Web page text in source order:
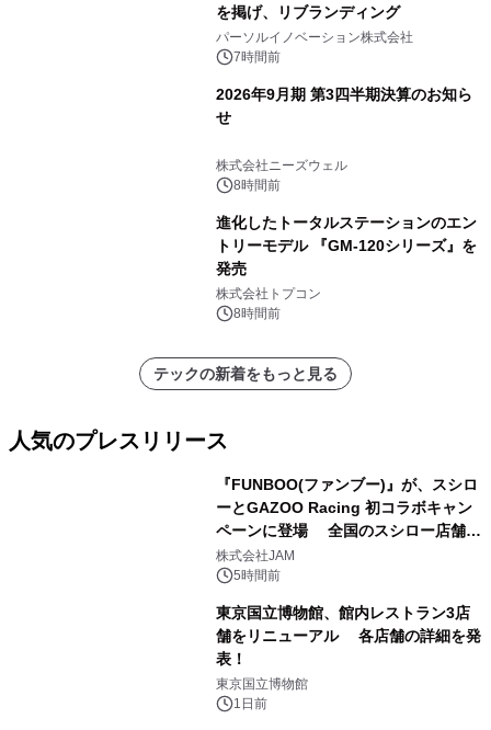
を掲げ、リブランディング
パーソルイノベーション株式会社
7時間前
2026年9月期 第3四半期決算のお知ら
せ
株式会社ニーズウェル
8時間前
進化したトータルステーションのエン
トリーモデル 『GM-120シリーズ』を
発売
株式会社トプコン
8時間前
テックの新着をもっと見る
人気のプレスリリース
『FUNBOO(ファンブー)』が、スシロ
ーとGAZOO Racing 初コラボキャン
ペーンに登場 全国のスシロー店舗で
GR 4車種の FUNBOO(ミニカー)付き
メニューが展開されます
株式会社JAM
5時間前
東京国立博物館、館内レストラン3店
舗をリニューアル 各店舗の詳細を発
表！
東京国立博物館
1日前